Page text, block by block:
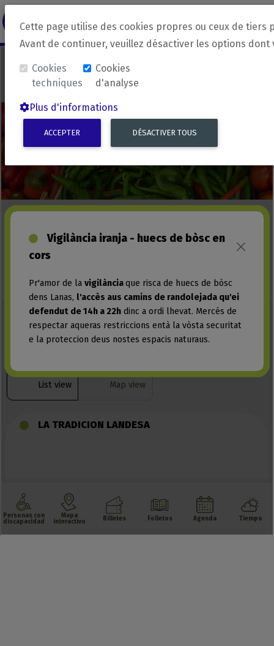
revirada Langue source Langue
Cette page utilise des cookies propres ou ceux de
Avant de continuer, veuillez désactiver les options dont
Cookies
techniques
Cookies
d'analyse
Plus d'informations
ACCEPTER DÉSACTIVER TOUS